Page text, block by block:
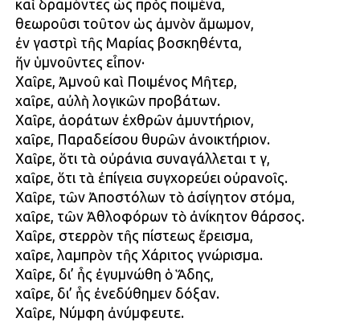
καὶ δραμόντες ὡς πρὸς ποιμένα,
θεωροῦσι τοῦτον ὡς ἀμνὸν ἄμωμον,
ἐν γαστρὶ τῆς Μαρίας βοσκηθέντα,
ἥν ὑμνοῦντες εἶπον·
Χαῖρε, Ἀμνοῦ καὶ Ποιμένος Μῆτερ,
χαῖρε, αὐλὴ λογικῶν προβάτων.
Χαῖρε, ἀοράτων ἐχθρῶν ἀμυντήριον,
χαῖρε, Παραδείσου θυρῶν ἀνοικτήριον.
Χαῖρε, ὅτι τὰ οὐράνια συναγάλλεται τῇ γῇ,
χαῖρε, ὅτι τὰ ἐπίγεια συγχορεύει οὐρανοῖς.
Χαῖρε, τῶν Ἀποστόλων τὸ ἀσίγητον στόμα,
χαῖρε, τῶν Ἀθλοφόρων τὸ ἀνίκητον θάρσος.
Χαῖρε, στερρὸν τῆς πίστεως ἔρεισμα,
χαῖρε, λαμπρὸν τῆς Χάριτος γνώρισμα.
Χαῖρε, δι’ ἧς ἐγυμνώθη ὁ Ἅδης,
χαῖρε, δι’ ἧς ἐνεδύθημεν δόξαν.
Χαῖρε, Νύμφη ἀνύμφευτε.